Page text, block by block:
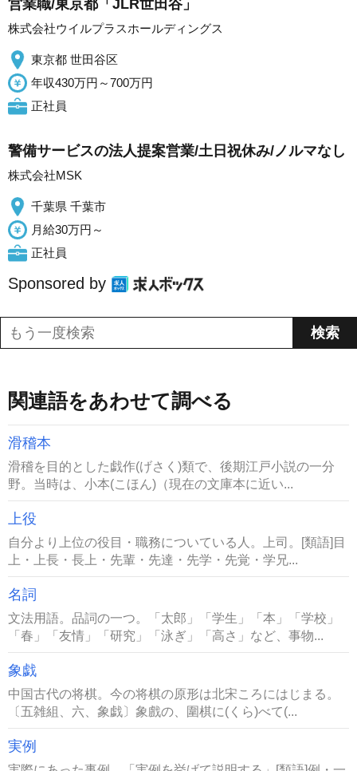
営業職/東京都「JLR世田谷」
株式会社ウイルプラスホールディングス
東京都 世田谷区
年収430万円～700万円
正社員
警備サービスの法人提案営業/土日祝休み/ノルマなし
株式会社MSK
千葉県 千葉市
月給30万円～
正社員
Sponsored by
関連語をあわせて調べる
滑稽本
滑稽を目的とした戯作(げさく)類で、後期江戸小説の一分
野。当時は、小本(こほん)（現在の文庫本に近い...
上役
自分より上位の役目・職務についている人。上司。[類語]目
上・上長・長上・先輩・先達・先学・先覚・学兄...
名詞
文法用語。品詞の一つ。「太郎」「学生」「本」「学校」
「春」「友情」「研究」「泳ぎ」「高さ」など、事物...
象戯
中国古代の将棋。今の将棋の原形は北宋ころにはじまる。
〔五雑組、六、象戯〕象戲の、圍棋に(くら)べて(...
実例